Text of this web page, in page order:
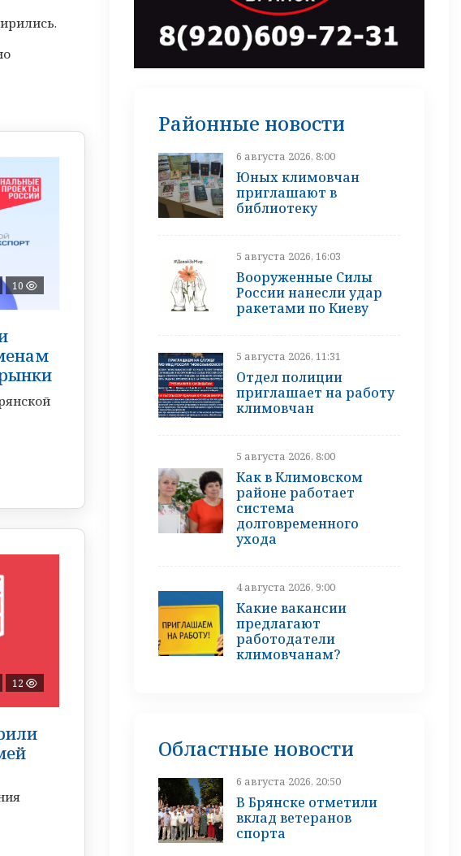
10
12
Районные новости
6 августа 2026, 8:00
Юных климовчан
приглашают в
библиотеку
5 августа 2026, 16:03
Вооруженные Силы
России нанесли удар
ракетами по Киеву
5 августа 2026, 11:31
Отдел полиции
приглашает на работу
климовчан
5 августа 2026, 8:00
Как в Климовском
районе работает
система
долговременного
ухода
4 августа 2026, 9:00
Какие вакансии
предлагают
работодатели
климовчанам?
Областные новости
6 августа 2026, 20:50
В Брянске отметили
вклад ветеранов
спорта